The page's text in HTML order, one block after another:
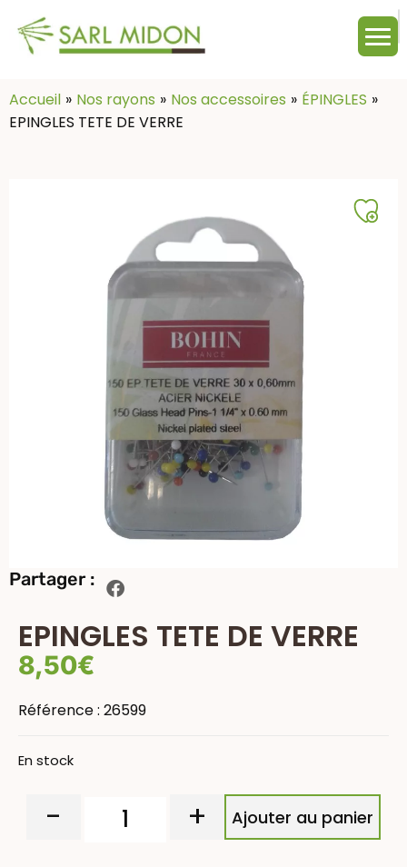
Accueil
Nos rayons Nos accessoires
ÉPINGLES
EPINGLES TETE DE VERRE
Partager :
EPINGLES TETE DE VERRE
8,50€
Référence : 26599
En stock
- + Ajouter au panier